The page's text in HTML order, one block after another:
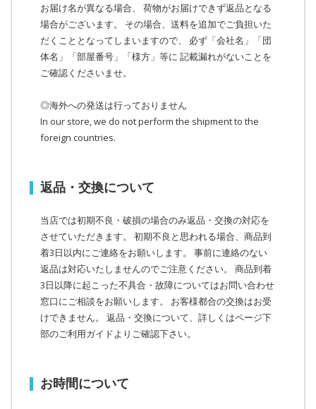
お届け名が異なる場合、 荷物がお届けできず返品となる
場合がございます。 その場合、送料を追加でご負担いた
だくこととなってしまいますので、 必ず「会社名」「団
体名」「部屋番号」「様方」等に 記載漏れがないことを
ご確認くださいませ。
◎海外への発送は行っておりません
In our store, we do not perform the shipment to the
foreign countries.
返品・交換について
当店では初期不良・破損の場合のみ返品・交換の対応を
させていただきます。 初期不良と思われる場合、商品到
着3日以内にご連絡をお願いします。 事前に連絡のない
返品は対応いたしませんのでご注意ください。 商品到着
3日以降に起こった不具合・故障についてはお問い合わせ
窓口にご相談をお願いします。 お客様都合の交換はお受
けできません。 返品・交換について、詳しくはページ下
部のご利用ガイドよりご確認下さい。
お時間について